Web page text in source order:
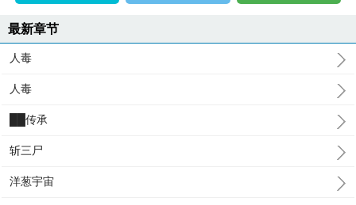
最新章节
人毒
人毒
██传承
斩三尸
洋葱宇宙